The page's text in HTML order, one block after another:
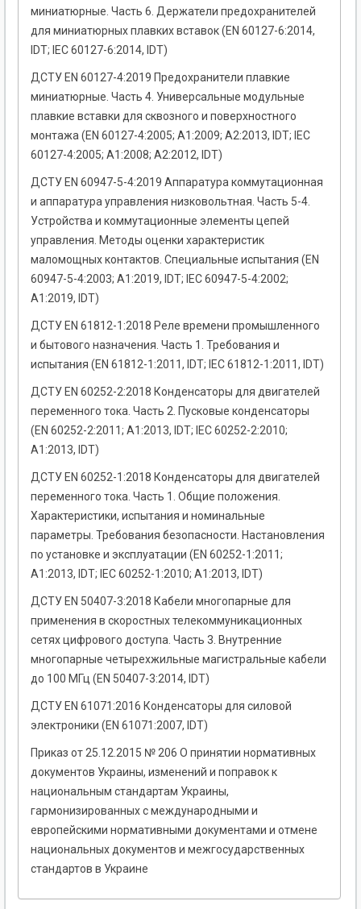
миниатюрные. Часть 6. Держатели предохранителей
для миниатюрных плавких вставок (EN 60127-6:2014,
IDT; IEC 60127-6:2014, IDT)
ДСТУ EN 60127-4:2019 Предохранители плавкие
миниатюрные. Часть 4. Универсальные модульные
плавкие вставки для сквозного и поверхностного
монтажа (EN 60127-4:2005; A1:2009; A2:2013, IDT; IEC
60127-4:2005; A1:2008; A2:2012, IDT)
ДСТУ EN 60947-5-4:2019 Аппаратура коммутационная
и аппаратура управления низковольтная. Часть 5-4.
Устройства и коммутационные элементы цепей
управления. Методы оценки характеристик
маломощных контактов. Специальные испытания (EN
60947-5-4:2003; А1:2019, IDT; IEC 60947-5-4:2002;
A1:2019, IDT)
ДСТУ EN 61812-1:2018 Реле времени промышленного
и бытового назначения. Часть 1. Требования и
испытания (EN 61812-1:2011, IDT; IEC 61812-1:2011, IDT)
ДСТУ EN 60252-2:2018 Конденсаторы для двигателей
переменного тока. Часть 2. Пусковые конденсаторы
(EN 60252-2:2011; А1:2013, IDT; IEC 60252-2:2010;
А1:2013, IDT)
ДСТУ EN 60252-1:2018 Конденсаторы для двигателей
переменного тока. Часть 1. Общие положения.
Характеристики, испытания и номинальные
параметры. Требования безопасности. Настановления
по установке и эксплуатации (EN 60252-1:2011;
А1:2013, IDT; IEC 60252-1:2010; А1:2013, IDT)
ДСТУ EN 50407-3:2018 Кабели многопарные для
применения в скоростных телекоммуникационных
сетях цифрового доступа. Часть 3. Внутренние
многопарные четырехжильные магистральные кабели
до 100 МГц (EN 50407-3:2014, IDT)
ДСТУ EN 61071:2016 Конденсаторы для силовой
электроники (EN 61071:2007, IDT)
Приказ от 25.12.2015 № 206 О принятии нормативных
документов Украины, изменений и поправок к
национальным стандартам Украины,
гармонизированных с международными и
европейскими нормативными документами и отмене
национальных документов и межгосударственных
стандартов в Украине